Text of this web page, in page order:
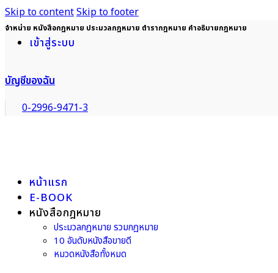
Skip to contentSkip to footer
จำหน่าย หนังสือกฎหมาย ประมวลกฎหมาย ตำรากฎหมาย คำอธิบายกฎหมาย
เข้าสู่ระบบ
บัญชีของฉัน
0-2996-9471-3
หน้าแรก
E-BOOK
หนังสือกฎหมาย
ประมวลกฎหมาย รวมกฎหมาย
10 อันดับหนังสือขายดี
หมวดหนังสือทั้งหมด